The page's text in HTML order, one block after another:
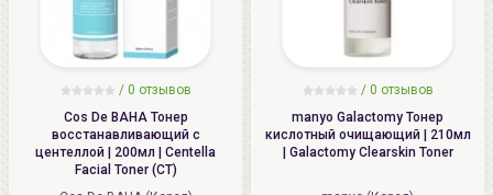
/ 0 отзывов
Cos De BAHA Тонер
восстанавливающий с
центеллой | 200мл | Centella
Facial Toner (CT)
/ 0 отзывов
manyo Galactomy Тонер
кислотный очищающий | 210мл
| Galactomy Clearskin Toner